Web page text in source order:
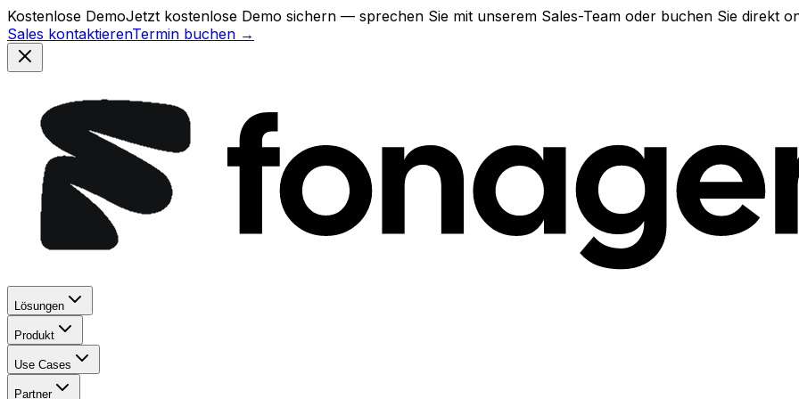
Kostenlose DemoJetzt kostenlose Demo sichern — sprechen Sie mit unserem Sales-Team oder buchen Sie direkt
Sales kontaktierenTermin buchen →
Lösungen
Produkt
Use Cases
Partner